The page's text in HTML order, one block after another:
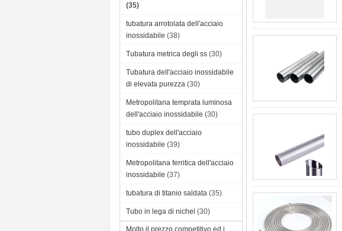
(35)
tubatura arrotolata dell'acciaio
inossidabile (38)
Tubatura metrica degli ss (30)
Tubatura dell'acciaio inossidabile
di elevata purezza (30)
Metropolitana temprata luminosa
dell'acciaio inossidabile (30)
tubo duplex dell'acciaio
inossidabile (39)
Metropolitana ferritica dell'acciaio
inossidabile (37)
tubatura di titanio saldata (35)
Tubo in lega di nichel (30)
Molto il prezzo competitivo ed i